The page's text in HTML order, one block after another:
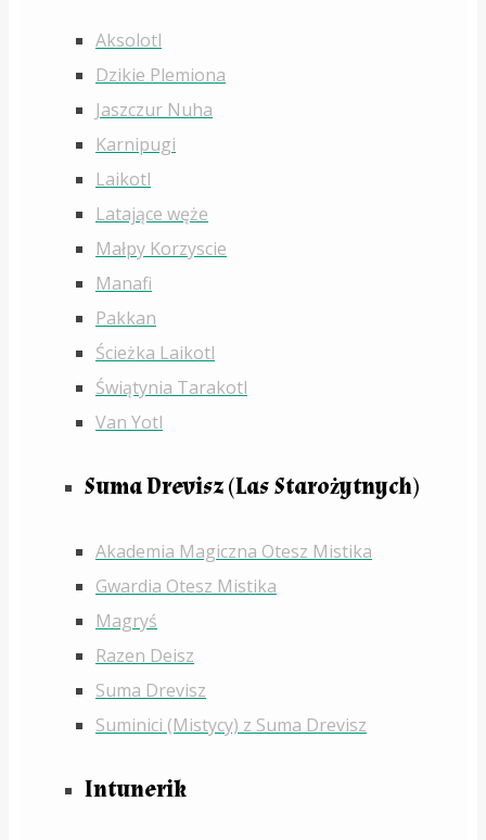
Aksolotl
Dzikie Plemiona
Jaszczur Nuha
Karnipugi
Laikotl
Latające węże
Małpy Korzyscie
Manafi
Pakkan
Ścieżka Laikotl
Świątynia Tarakotl
Van Yotl
Suma Drevisz (Las Starożytnych)
Akademia Magiczna Otesz Mistika
Gwardia Otesz Mistika
Magryś
Razen Deisz
Suma Drevisz
Suminici (Mistycy) z Suma Drevisz
Intunerik